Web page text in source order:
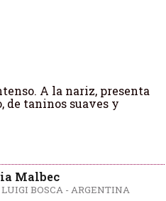
A la nariz, presenta
de taninos suaves y
Malbec
BOSCA - ARGENTINA